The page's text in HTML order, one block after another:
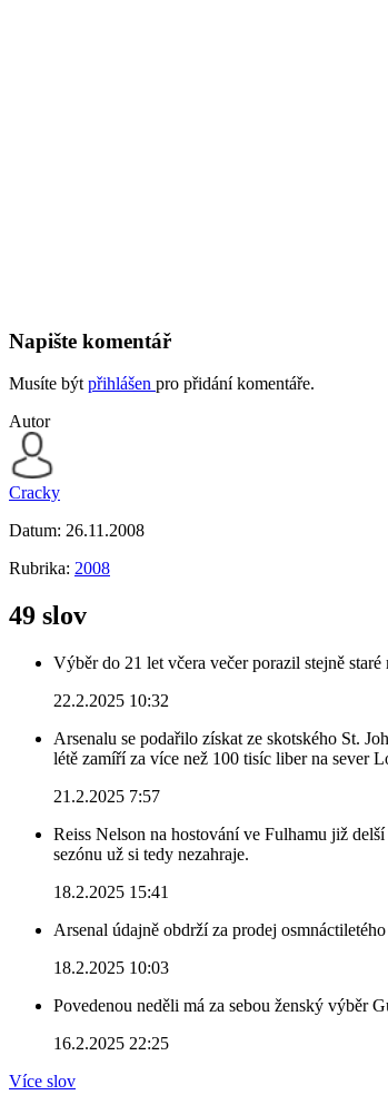
Napište komentář
Musíte být přihlášen pro přidání komentáře.
Autor
Cracky
Datum: 26.11.2008
Rubrika: 2008
49 slov
Výběr do 21 let včera večer porazil stejně
22.2.2025 10:32
Arsenalu se podařilo získat ze skotského St.
létě zamíří za více než 100 tisíc liber na sever
21.2.2025 7:57
Reiss Nelson na hostování ve Fulhamu již
sezónu už si tedy nezahraje.
18.2.2025 15:41
Arsenal údajně obdrží za prodej
18.2.2025 10:03
Povedenou neděli má za sebou ženský výběr
16.2.2025 22:25
Více slov